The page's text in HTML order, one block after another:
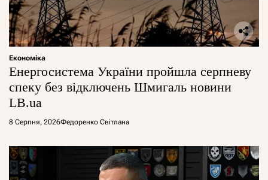
Економіка
Енергосистема України пройшла серпневу
спеку без відключень Шмигаль новини
LB.ua
8 Серпня, 2026Федоренко Світлана